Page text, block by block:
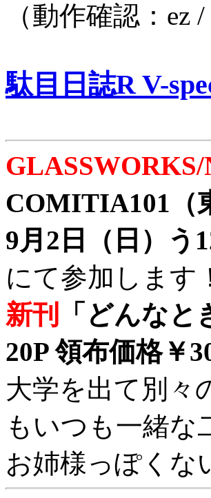
（動作確認：ez
駄目日誌R V-
COMITIA101（
9月2日（日）う
にて参加します
新刊
「どんな
20P 領布価格￥
大学を出て別々
もいつも一緒な
お姉様っぽくな